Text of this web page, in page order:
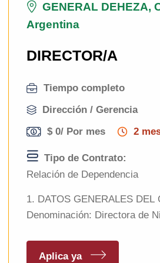
GENERAL DEHEZA,
Argentina
DIRECTOR/A
Tiempo completo
Dirección / Gerencia
$ 0/ Por mes 2
Tipo de Contrato:
Relación de Dependencia
1. DATOS GENERALES DEL
Denominación: Directora de
Aplica ya